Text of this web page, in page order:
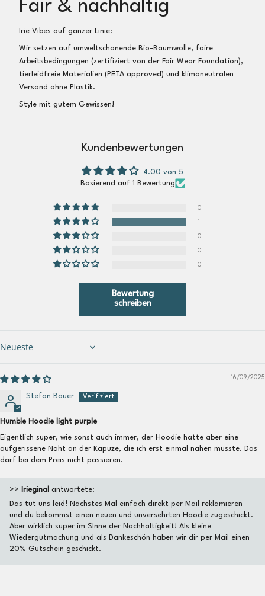
Fair & nachhaltig
Irie Vibes auf ganzer Linie:
Wir setzen auf umweltschonende Bio-Baumwolle, faire
Arbeitsbedingungen (zertifiziert von der Fair Wear Foundation),
tierleidfreie Materialien (PETA approved) und klimaneutralen
Versand ohne Plastik.
Style mit gutem Gewissen!
Kundenbewertungen
4.00 von 5
Basierend auf 1 Bewertung
0
1
0
0
0
Bewertung
schreiben
Sort by
16/09/2025
Stefan Bauer
Humble Hoodie light purple
Eigentlich super, wie sonst auch immer, der Hoodie hatte aber eine
aufgerissene Naht an der Kapuze, die ich erst einmal nähen musste. Das
darf bei dem Preis nicht passieren.
>> Irieginal
antwortete:
Das tut uns leid! Nächstes Mal einfach direkt per Mail reklamieren
und du bekommst einen neuen und unversehrten Hoodie zugeschickt.
Aber wirklich super im SInne der Nachhaltigkeit! Als kleine
Wiedergutmachung und als Dankeschön haben wir dir per Mail einen
20% Gutschein geschickt.